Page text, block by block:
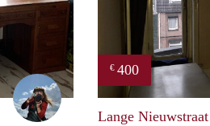
Helma
€ 400
Lange Nieuwstraat